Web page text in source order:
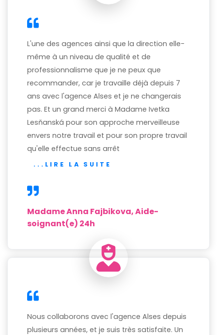
L'une des agences ainsi que la direction elle-
même à un niveau de qualité et de
professionnalisme que je ne peux que
recommander, car je travaille déjà depuis 7
ans avec l'agence Alses et je ne changerais
pas. Et un grand merci à Madame Ivetka
Lesňanská pour son approche merveilleuse
envers notre travail et pour son propre travail
qu'elle effectue sans arrêt
...LIRE LA SUITE
Madame Anna Fajbikova, Aide-
soignant(e) 24h
Nous collaborons avec l'agence Alses depuis
plusieurs années, et je suis très satisfaite. Un